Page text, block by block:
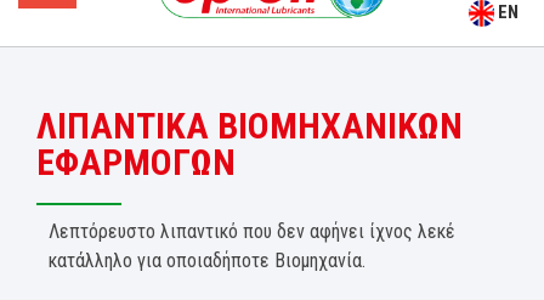
EN
ΛΙΠΑΝΤΙΚΑ ΒΙΟΜΗΧΑΝΙΚΩΝ
ΕΦΑΡΜΟΓΩΝ
Λεπτόρευστο λιπαντικό που δεν αφήνει ίχνος λεκέ
κατάλληλο για οποιαδήποτε Βιομηχανία.